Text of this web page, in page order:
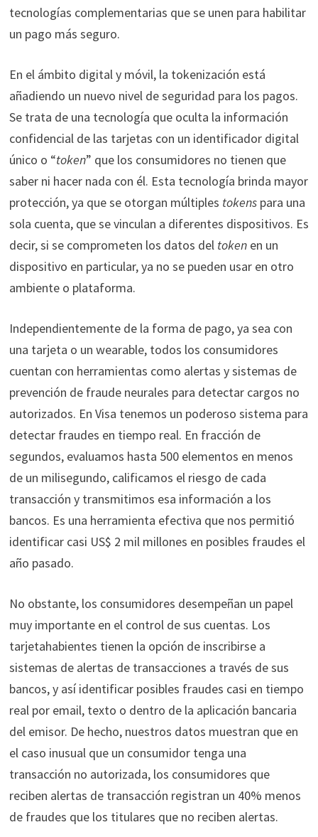
tecnologías complementarias que se unen para habilitar
un pago más seguro.
En el ámbito digital y móvil, la tokenización está
añadiendo un nuevo nivel de seguridad para los pagos.
Se trata de una tecnología que oculta la información
confidencial de las tarjetas con un identificador digital
único o “token” que los consumidores no tienen que
saber ni hacer nada con él. Esta tecnología brinda mayor
protección, ya que se otorgan múltiples tokenspara una
sola cuenta, que se vinculan a diferentes dispositivos. Es
decir, si se comprometen los datos del tokenen un
dispositivo en particular, ya no se pueden usar en otro
ambiente o plataforma.
Independientemente de la forma de pago, ya sea con
una tarjeta o un wearable, todos los consumidores
cuentan con herramientas como alertas y sistemas de
prevención de fraude neurales para detectar cargos no
autorizados. En Visa tenemos un poderoso sistema para
detectar fraudes en tiempo real. En fracción de
segundos, evaluamos hasta 500 elementos en menos
de un milisegundo, calificamos el riesgo de cada
transacción y transmitimos esa información a los
bancos. Es una herramienta efectiva que nos permitió
identificar casi US$ 2 mil millones en posibles fraudes el
año pasado.
No obstante, los consumidores desempeñan un papel
muy importante en el control de sus cuentas. Los
tarjetahabientes tienen la opción de inscribirse a
sistemas de alertas de transacciones a través de sus
bancos, y así identificar posibles fraudes casi en tiempo
real por email, texto o dentro de la aplicación bancaria
del emisor. De hecho, nuestros datos muestran que en
el caso inusual que un consumidor tenga una
transacción no autorizada, los consumidores que
reciben alertas de transacción registran un 40% menos
de fraudes que los titulares que no reciben alertas.